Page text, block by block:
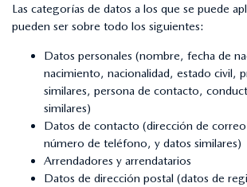
Las categorías de datos a los que se puede
pueden ser sobre todo los siguientes:
Datos personales (nombre, fecha de
nacimiento, nacionalidad, estado civil,
similares, persona de contacto,
similares)
Datos de contacto (dirección de
número de teléfono, y datos similares)
Arrendadores y arrendatarios
Datos de dirección postal (datos de